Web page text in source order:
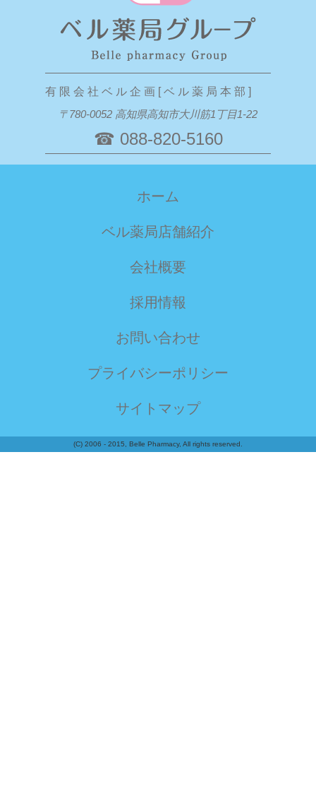
有 限 会 社 ベ ル 企 画 [ ベ ル 薬 局 本 部 ]
〒780-0052 高知県高知市大川筋1丁目1-22
☎ 088-820-5160
ホーム
ベル薬局店舗紹介
会社概要
採用情報
お問い合わせ
プライバシーポリシー
サイトマップ
(C) 2006 - 2015, Belle Pharmacy, All rights reserved.